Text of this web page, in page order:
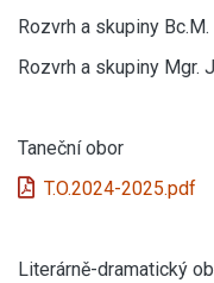
Rozvrh a skupiny
Rozvrh a skupiny Mgr.
Taneční obor
T.O.2024-2025.pdf
Literárně-dramatický